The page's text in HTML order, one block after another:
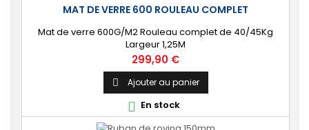
MAT DE VERRE 600 ROULEAU COMPLET
Mat de verre 600G/M2 Rouleau complet de 40/45Kg
Largeur 1,25M
Prix
299,90 €
 Ajouter au panier
 En stock